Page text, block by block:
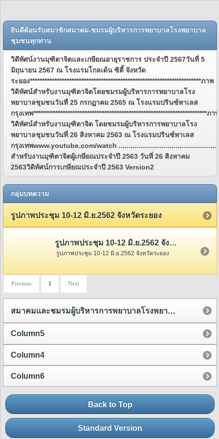
ยินดีต้อนรับสมาชิกสมาคม-ชมรมผู้บริหารการพยาบาลโรงพยาบาล
ชุมชนทุกท่าน
วิดีทัศน์งานมุฑิตาจิตและเกษียณอายุราชการ ประจำปี 2567วันที่ 5
มิถุนายน 2567 ณ โรงแรมโกลเด้น ซิตี้ จังหวัด
ระยอง**********************************************************************ภาพ
วิดิทัศน์สำหรับงานมุฑิตาจิตโดยชมรมผู้บริหารการพยาบาลโรง
พยาบาลชุมชนวันที่ 25 กรกฎาคม 2565 ณ โรงแรมปรินซ์พาเลส
กรุงเทพ***********************************************************************ภาพ
วิดิทัศน์สำหรับงานมุฑิตาจิต โดยชมรมผู้บริหารการพยาบาลโรง
พยาบาลชุมชนวันที่ 26 สิงหาคม 2563 ณ โรงแรมปรินซ์พาเลส
กรุงเทพwww.youtube.com/watch
สำหรับงานมุฑิตาจิตผู้เกษียณประจำปี 2563 วันที่ 26 สิงหาคม
2563วิดิทัศน์การเกษียณประจำปี 2563 Version2
กลุ่มบทความ
รูปภาพประชุม 10-12 มิ.ย.2562 จังหวัดระยอง
รูปภาพประชุม 10-12 มิ.ย.2562 จังหวัดระยอง
รูปภาพประชุม 10-12 มิ.ย.2562 จังหวัดระยอง
Previous 1 Next
สมาคมและชมรมผู้บริหารการพยาบาลโรงพยาบาลชุมชน
Column5
Column4
Column6
Back to Top
Standard Version